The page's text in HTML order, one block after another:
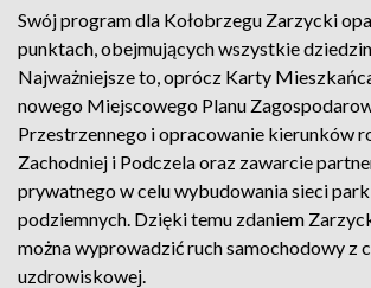
Swój program dla Kołobrzegu Zarzycki
punktach, obejmujących wszystkie
Najważniejsze to, oprócz Karty
nowego Miejscowego Planu
Przestrzennego i opracowanie kierunków
Zachodniej i Podczela oraz zawarcie
prywatnego w celu wybudowania sieci
podziemnych. Dzięki temu zdaniem
można wyprowadzić ruch samochodowy z
uzdrowiskowej.